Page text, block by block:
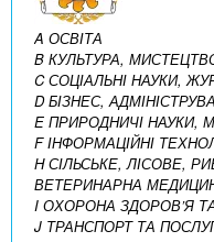
A ОСВІТА
B КУЛЬТУРА,
C СОЦІАЛЬНІ НАУКИ,
D БІЗНЕС,
E ПРИРОДНИЧІ НАУКИ,
F ІНФОРМАЦІЙНІ
H СІЛЬСЬКЕ, ЛІСОВЕ,
ВЕТЕРИНАРНА
I ОХОРОНА ЗДОРОВ’Я
J ТРАНСПОРТ ТА